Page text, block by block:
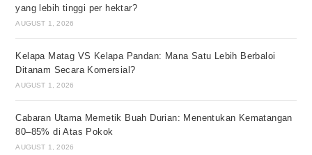
yang lebih tinggi per hektar?
AUGUST 1, 2026
Kelapa Matag VS Kelapa Pandan: Mana Satu Lebih Berbaloi
Ditanam Secara Komersial?
AUGUST 1, 2026
Cabaran Utama Memetik Buah Durian: Menentukan Kematangan
80–85% di Atas Pokok
AUGUST 1, 2026